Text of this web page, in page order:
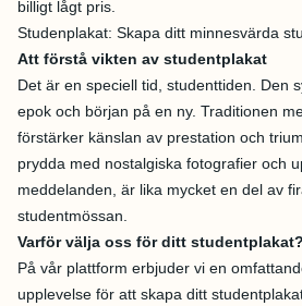
billigt lågt pris.
Studenplakat: Skapa ditt minnesvärda
Att förstå vikten av studentplakat
Det är en speciell tid, studenttiden. Den
epok och början på en ny. Traditionen
förstärker känslan av prestation och
prydda med nostalgiska fotografier och
meddelanden, är lika mycket en del av
studentmössan.
Varför välja oss för ditt studentplakat?
På vår plattform erbjuder vi en
upplevelse för att skapa ditt